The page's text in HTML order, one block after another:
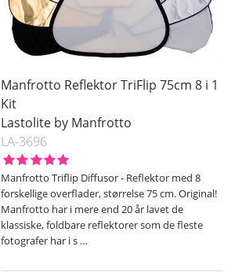
Manfrotto Reflektor TriFlip 75cm 8 i 1
Kit
Lastolite by Manfrotto
LA-3696
Manfrotto Triflip Diffusor - Reflektor med 8
forskellige overflader, størrelse 75 cm. Original!
Manfrotto har i mere end 20 år lavet de
klassiske, foldbare reflektorer som de fleste
fotografer har i s …